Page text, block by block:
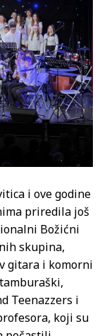
i ove godine
priredila još
Božićni
skupina,
gitara i komorni
Teenazzers i
koji su